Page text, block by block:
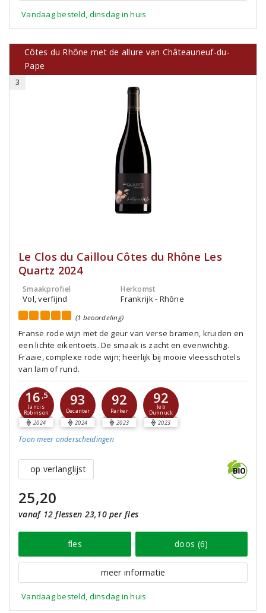
Vandaag besteld, dinsdag in huis
Côtes du Rhône met de allure van Châteauneuf-du-
Pape
3
Le Clos du Caillou Côtes du Rhône Les
Quartz 2024
Smaakprofiel
Vol, verfijnd
Herkomst
Frankrijk - Rhône
(1 beoordeling)
Franse rode wijn met de geur van verse bramen, kruiden en
een lichte eikentoets. De smaak is zacht en evenwichtig.
Fraaie, complexe rode wijn; heerlijk bij mooie vleesschotels
van lam of rund.
16 ,5
Jancis
Robinson
2024
93
Decanter
2024
92
Parker
2023
92
Jeb
Dunnuck
2023
Toon meer onderscheidingen
op verlanglijst
25,20
vanaf 12 flessen 23,10 per fles
fles doos (6)
meer informatie
Vandaag besteld, dinsdag in huis